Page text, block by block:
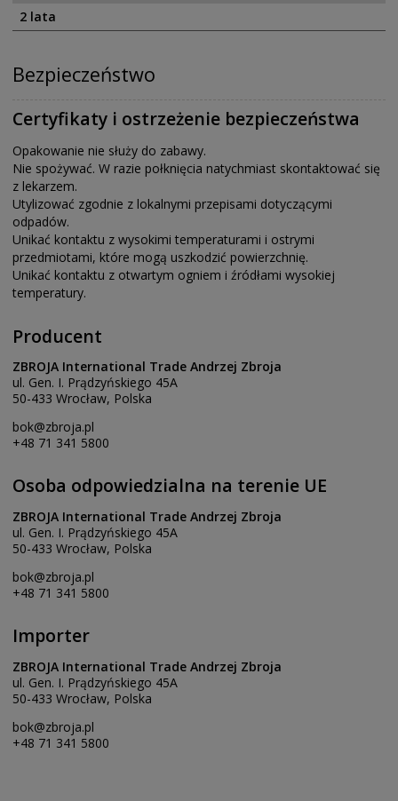
2 lata
Bezpieczeństwo
Certyfikaty i ostrzeżenie bezpieczeństwa
Opakowanie nie służy do zabawy.
Nie spożywać. W razie połknięcia natychmiast skontaktować się
z lekarzem.
Utylizować zgodnie z lokalnymi przepisami dotyczącymi
odpadów.
Unikać kontaktu z wysokimi temperaturami i ostrymi
przedmiotami, które mogą uszkodzić powierzchnię.
Unikać kontaktu z otwartym ogniem i źródłami wysokiej
temperatury.
Producent
ZBROJA International Trade Andrzej Zbroja
ul. Gen. I. Prądzyńskiego 45A
50-433 Wrocław, Polska
bok@zbroja.pl
+48 71 341 5800
Osoba odpowiedzialna na terenie UE
ZBROJA International Trade Andrzej Zbroja
ul. Gen. I. Prądzyńskiego 45A
50-433 Wrocław, Polska
bok@zbroja.pl
+48 71 341 5800
Importer
ZBROJA International Trade Andrzej Zbroja
ul. Gen. I. Prądzyńskiego 45A
50-433 Wrocław, Polska
bok@zbroja.pl
+48 71 341 5800